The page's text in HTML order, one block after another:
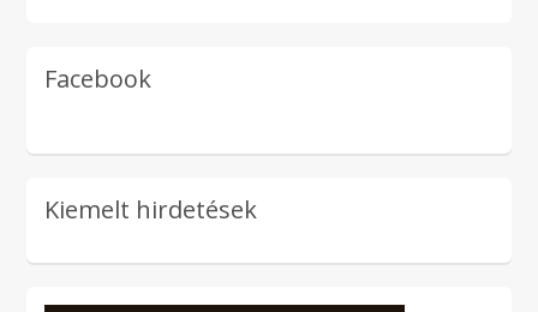
Facebook
Kiemelt hirdetések